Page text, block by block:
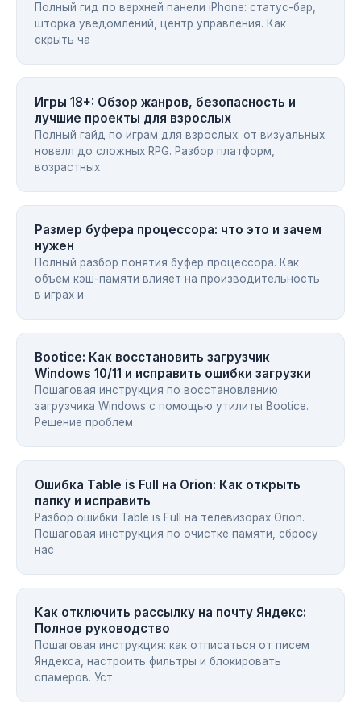
Полный гид по верхней панели iPhone: статус-бар,
шторка уведомлений, центр управления. Как
скрыть ча
Игры 18+: Обзор жанров, безопасность и
лучшие проекты для взрослых
Полный гайд по играм для взрослых: от визуальных
новелл до сложных RPG. Разбор платформ,
возрастных
Размер буфера процессора: что это и зачем
нужен
Полный разбор понятия буфер процессора. Как
объем кэш-памяти влияет на производительность
в играх и
Bootice: Как восстановить загрузчик
Windows 10/11 и исправить ошибки загрузки
Пошаговая инструкция по восстановлению
загрузчика Windows с помощью утилиты Bootice.
Решение проблем
Ошибка Table is Full на Orion: Как открыть
папку и исправить
Разбор ошибки Table is Full на телевизорах Orion.
Пошаговая инструкция по очистке памяти, сбросу
нас
Как отключить рассылку на почту Яндекс:
Полное руководство
Пошаговая инструкция: как отписаться от писем
Яндекса, настроить фильтры и блокировать
спамеров. Уст